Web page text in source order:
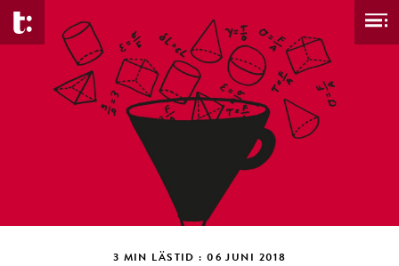
3 MIN LÄSTID : 06 JUNI 2018